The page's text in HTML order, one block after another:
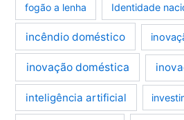
fogão a lenha Identidade
incêndio doméstico
inovação doméstica
inteligência artificial